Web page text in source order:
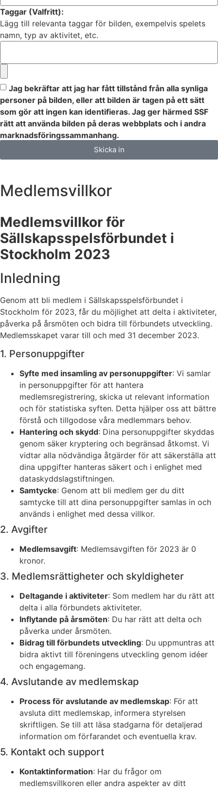
Taggar (Valfritt):
Lägg till relevanta taggar för bilden, exempelvis spelets
namn, typ av aktivitet, etc.
Jag bekräftar att jag har fått tillstånd från alla synliga
personer på bilden, eller att bilden är tagen på ett sätt
som gör att ingen kan identifieras. Jag ger härmed SSF
rätt att använda bilden på deras webbplats och i andra
marknadsföringssammanhang.
Skicka in
Medlemsvillkor
Medlemsvillkor för
Sällskapsspelsförbundet i
Stockholm 2023
Inledning
Genom att bli medlem i Sällskapsspelsförbundet i
Stockholm för 2023, får du möjlighet att delta i aktiviteter,
påverka på årsmöten och bidra till förbundets utveckling.
Medlemsskapet varar till och med 31 december 2023.
1. Personuppgifter
Syfte med insamling av personuppgifter: Vi samlar
in personuppgifter för att hantera
medlemsregistrering, skicka ut relevant information
och för statistiska syften. Detta hjälper oss att bättre
förstå och tillgodose våra medlemmars behov.
Hantering och skydd: Dina personuppgifter skyddas
genom säker kryptering och begränsad åtkomst. Vi
vidtar alla nödvändiga åtgärder för att säkerställa att
dina uppgifter hanteras säkert och i enlighet med
dataskyddslagstiftningen.
Samtycke: Genom att bli medlem ger du ditt
samtycke till att dina personuppgifter samlas in och
används i enlighet med dessa villkor.
2. Avgifter
Medlemsavgift: Medlemsavgiften för 2023 är 0
kronor.
3. Medlemsrättigheter och skyldigheter
Deltagande i aktiviteter: Som medlem har du rätt att
delta i alla förbundets aktiviteter.
Inflytande på årsmöten: Du har rätt att delta och
påverka under årsmöten.
Bidrag till förbundets utveckling: Du uppmuntras att
bidra aktivt till föreningens utveckling genom idéer
och engagemang.
4. Avslutande av medlemskap
Process för avslutande av medlemskap: För att
avsluta ditt medlemskap, informera styrelsen
skriftligen. Se till att läsa stadgarna för detaljerad
information om förfarandet och eventuella krav.
5. Kontakt och support
Kontaktinformation: Har du frågor om
medlemsvillkoren eller andra aspekter av ditt